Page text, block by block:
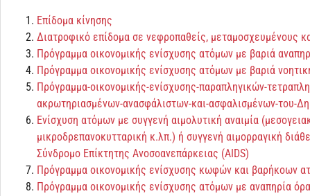
Επίδομα κίνησης
Διατροφικό επίδομα σε νεφροπαθείς, μεταμοσχευμένους
Πρόγραμμα οικονομικής ενίσχυσης ατόμων με βαριά
Πρόγραμμα οικονομικής ενίσχυσης ατόμων με βαριά
Πρόγραμμα-οικονομικής-ενίσχυσης-παραπληγικών-
ακρωτηριασμένων-ανασφάλιστων-και-ασφαλισμένων-του-
Ενίσχυση ατόμων με συγγενή αιμολυτική αναιμία
μικροδρεπανοκυτταρική κ.λπ.) ή συγγενή αιμορραγική
Σύνδρομο Επίκτητης Ανοσοανεπάρκειας (AIDS)
Πρόγραμμα οικονομικής ενίσχυσης κωφών και βαρήκοων
Πρόγραμμα οικονομικής ενίσχυσης ατόμων με αναπηρία